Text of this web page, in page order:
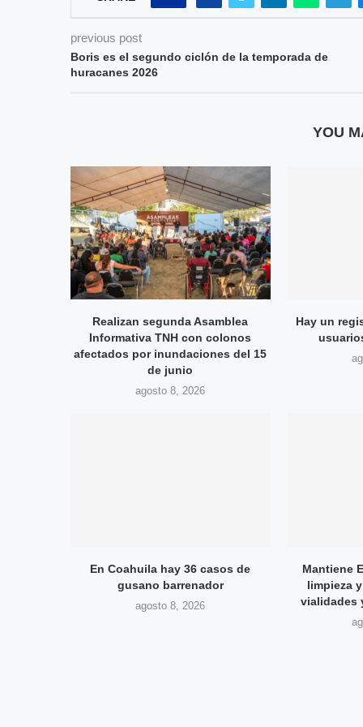
previous post
Boris es el segundo ciclón de la temporada de
huracanes 2026
YOU
Realizan segunda Asamblea
Informativa TNH con colonos
afectados por inundaciones del 15
de junio
agosto 8, 2026
Hay un
En Coahuila hay 36 casos de
gusano barrenador
agosto 8, 2026
Mantiene
limpieza
vialidades